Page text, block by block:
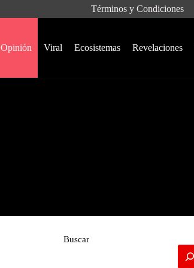
Términos y Condiciones
Opinión Viral Ecosistemas Revelaciones
Buscar